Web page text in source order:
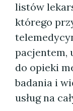
listów
którego
pacjentem,
do opieki
badania i
usług na